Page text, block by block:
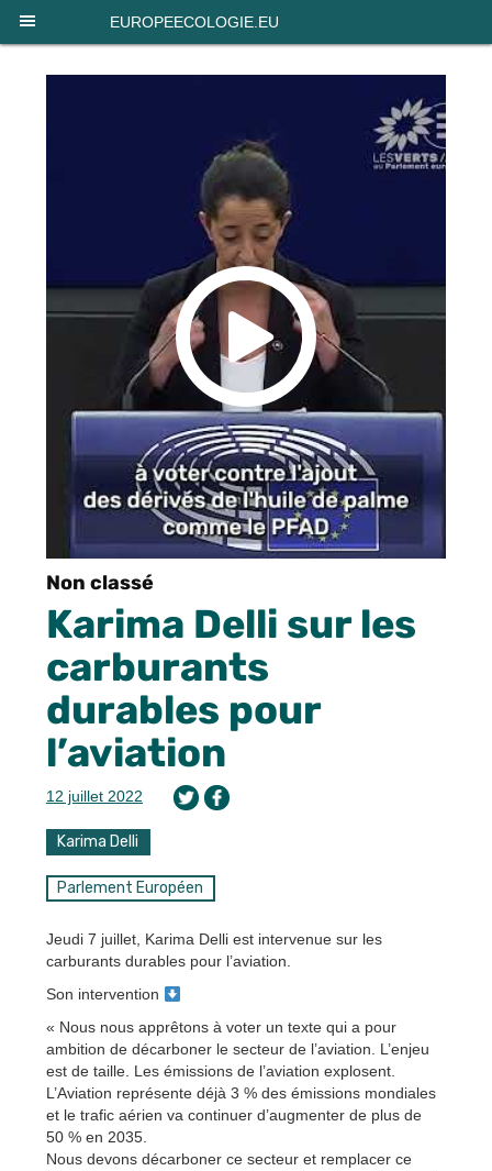
EUROPEECOLOGIE.EU
Non classé
Karima Delli sur les
carburants
durables pour
l’aviation
12 juillet 2022
Karima Delli
Parlement Européen
Jeudi 7 juillet, Karima Delli est intervenue sur les
carburants durables pour l’aviation.
Son intervention
« Nous nous apprêtons à voter un texte qui a pour
ambition de décarboner le secteur de l’aviation. L’enjeu
est de taille. Les émissions de l’aviation explosent.
L’Aviation représente déjà 3 % des émissions mondiales
et le trafic aérien va continuer d’augmenter de plus de
50 % en 2035.
Nous devons décarboner ce secteur et remplacer ce